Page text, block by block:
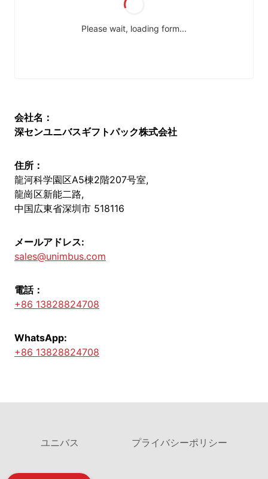
会社名：
深センユニバスギフトパック株式会社
住所：
龍河科学園区A5棟2階207号室,
龍崗区新能二路,
中国広東省深圳市 518116
メールアドレス:
sales@unimbus.com
電話：
+86 13828824708
WhatsApp:
+86 13828824708
ユニバス プライバシーポリシー